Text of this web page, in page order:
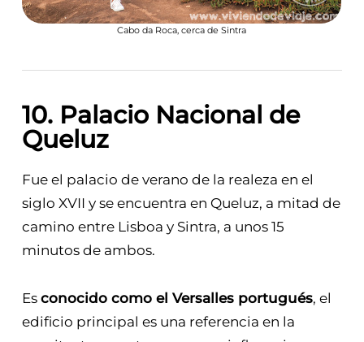
Cabo da Roca, cerca de Sintra
10. Palacio Nacional de
Queluz
Fue el palacio de verano de la realeza en el
siglo XVII y se encuentra en Queluz, a mitad de
camino entre Lisboa y Sintra, a unos 15
minutos de ambos.
Es conocido como el Versalles portugués, el
edificio principal es una referencia en la